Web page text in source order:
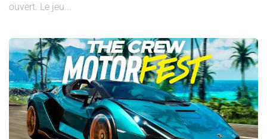
ouvert. Le jeu...